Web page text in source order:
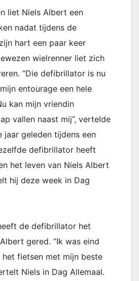
liet Niels Albert een
nadat tijdens de
hart een paar keer
wielrenner liet zich
“Die defibrillator is nu
entourage een hele
kan mijn vriendin
vallen naast mij”, vertelde
jaar geleden tijdens een
defibrillator heeft
het leven van Niels Albert
hij deze week in Dag
de defibrillator het
gered. “Ik was eind
het fietsen met mijn beste
Niels in Dag Allemaal.